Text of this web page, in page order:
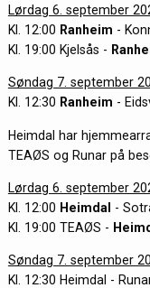
Lørdag 6. september
Kl. 12:00 Ranheim -
Kl. 19:00 Kjelsås -
Søndag 7. september
Kl. 12:30 Ranheim -
Heimdal har
TEAØS og Runar på
Lørdag 6. september
Kl. 12:00 Heimdal -
Kl. 19:00 TEAØS -
Søndag 7. september
Kl. 12:30 Heimdal -